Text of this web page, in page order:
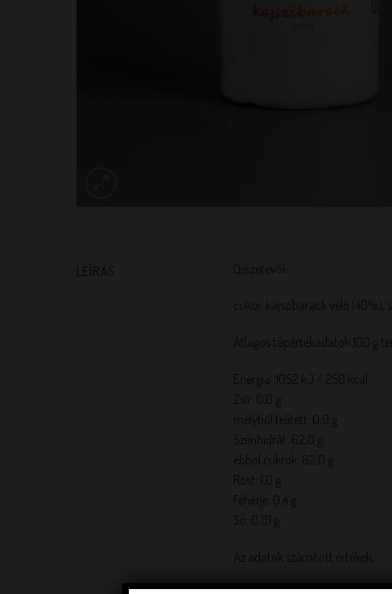
LEÍRÁS Összetevők
cukor, kajszibarack velő
Átlagos tápértékadatok 100 g
Energia: 1052 kJ / 250 kcal
Zsír: 0,0 g
melyből telített: 0,0 g
Szénhidrát: 62,0 g
ebből cukrok: 62,0 g
Rost: 1,0 g
Fehérje: 0,4 g
Só: 0,01 g
Az adatok számított értékek